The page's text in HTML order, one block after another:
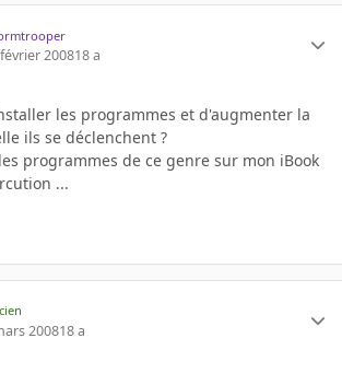
200818 a
les programmes et d'augmenter la
ils se déclenchent ?
programmes de ce genre sur mon iBook
...
200818 a